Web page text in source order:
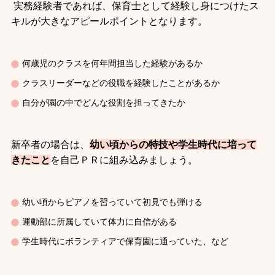
実務経験者であれば、保育士として経験し身につけたス
キルが大きなアピールポイントとなります。
何歳児のクラスを何年間担当した経験があるか
クラスリーダーなどの役職を経験したことがあるか
自分が園の中でどんな役割を担ってきたか
新卒者の場合は、 幼い頃からの特技や学生時代に培って
きたこと を自己ＰＲに組み込みましょう。
幼い頃からピアノを習っていて初見でも弾ける
運動部に所属していて体力に自信がある
学生時代にボランティアで保育園に通っていた、など